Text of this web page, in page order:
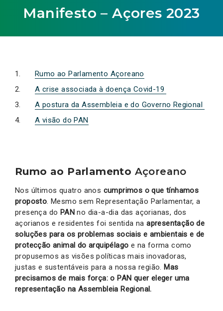
Manifesto – Açores 2023
Rumo ao Parlamento Açoreano
A crise associada à doença Covid-19
A postura da Assembleia e do Governo Regional
A visão do PAN
Rumo ao Parlamento Açoreano
Nos últimos quatro anos cumprimos o que tínhamos
proposto. Mesmo sem Representação Parlamentar, a
presença do PAN no dia-a-dia das açorianas, dos
açorianos e residentes foi sentida naapresentação de
soluções para os problemas sociais e ambientais e de
protecção animal do arquipélago e na forma como
propusemos as visões políticas mais inovadoras,
justas e sustentáveis para a nossa região. Mas
precisamos de mais força: o PAN quer eleger uma
representação na Assembleia Regional.